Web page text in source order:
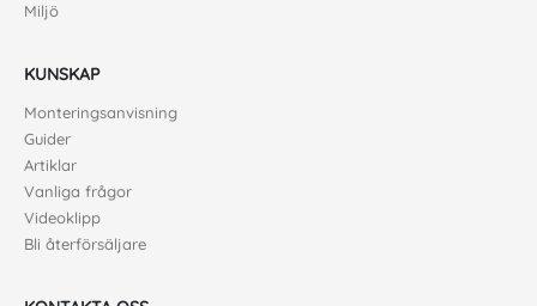
Miljö
KUNSKAP
Monteringsanvisning
Guider
Artiklar
Vanliga frågor
Videoklipp
Bli återförsäljare